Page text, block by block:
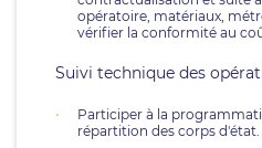
opératoire, matériaux,
vérifier la conformité au
Suivi technique des
Participer à la
répartition des corps d'état.